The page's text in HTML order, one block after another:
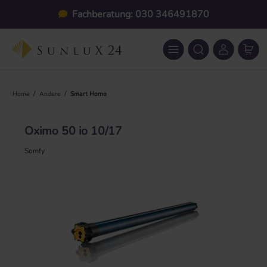
Zum Hauptinhalt springenFachberatung: 030 346491870
Home / Andere / Smart Home
Oximo 50 io 10/17
Somfy